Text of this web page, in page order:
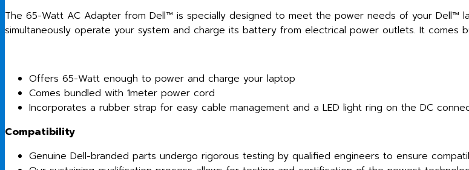
The 65-Watt AC Adapter from Dell™ is specially designed to meet the power needs of your Dell™
simultaneously operate your system and charge its battery from electrical power outlets. It comes
Offers 65-Watt enough to power and charge your laptop
Comes bundled with 1meter power cord
Incorporates a rubber strap for easy cable management and a LED light ring on the DC
Compatibility
Genuine Dell-branded parts undergo rigorous testing by qualified engineers to ensure